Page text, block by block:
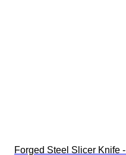
Forged Steel Slicer Knife -